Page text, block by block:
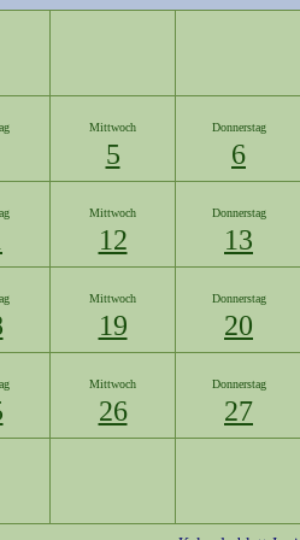
Mittwoch
5
Donnerstag
6
Mittwoch
12
Donnerstag
13
Mittwoch
19
Donnerstag
20
Mittwoch
26
Donnerstag
27